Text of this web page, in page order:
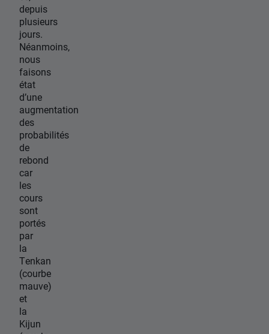
depuis
plusieurs
jours.
Néanmoins,
nous
faisons
état
d’une
augmentation
des
probabilités
de
rebond
car
les
cours
sont
portés
par
la
Tenkan
(courbe
mauve)
et
la
Kijun